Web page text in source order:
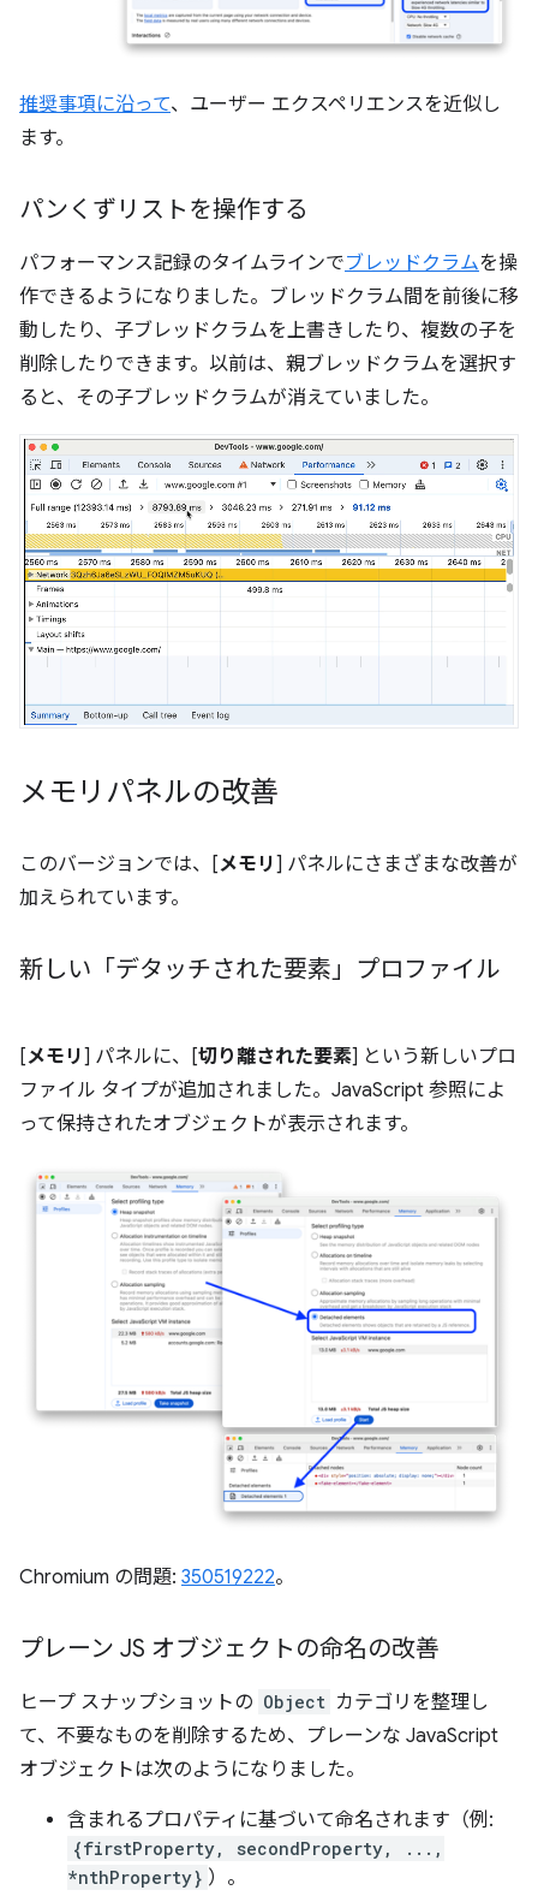
推奨事項に沿って、ユーザー エクスペリエンスを近似し
ます。
パンくずリストを操作する
パフォーマンス記録のタイムラインでブレッドクラムを操
作できるようになりました。ブレッドクラム間を前後に移
動したり、子ブレッドクラムを上書きしたり、複数の子を
削除したりできます。以前は、親ブレッドクラムを選択す
ると、その子ブレッドクラムが消えていました。
メモリパネルの改善
このバージョンでは、[メモリ ] パネルにさまざまな改善が
加えられています。
新しい「デタッチされた要素」プロファイル
[メモリ ] パネルに、[切り離された要素] という新しいプロ
ファイル タイプが追加されました。JavaScript 参照によ
って保持されたオブジェクトが表示されます。
Chromium の問題: 350519222。
プレーン JS オブジェクトの命名の改善
ヒープ スナップショットの Object カテゴリを整理し
て、不要なものを削除するため、プレーンな JavaScript
オブジェクトは次のようになりました。
含まれるプロパティに基づいて命名されます（例:
{firstProperty, secondProperty, ...,
*nthProperty} ）。